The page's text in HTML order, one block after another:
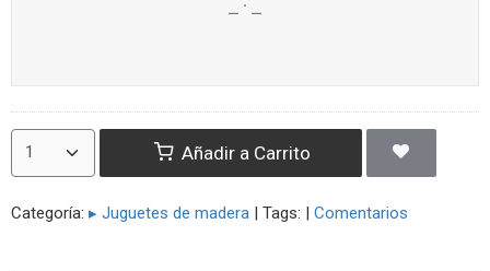
Añadir a Carrito
Categoría: ▸ Juguetes de madera | Tags: | Comentarios